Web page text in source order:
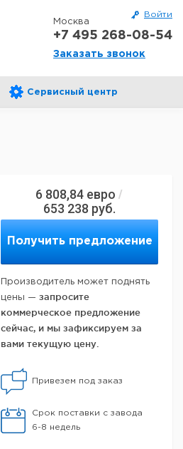
Войти
Москва
+7 495 268-08-54
Заказать звонок
Сервисный центр
6 808,84 евро /
653 238 руб.
Получить предложение
Производитель может поднять
цены — запросите
коммерческое предложение
сейчас, и мы зафиксируем за
вами текущую цену.
Привезем под заказ
Срок поставки с завода
6-8 недель